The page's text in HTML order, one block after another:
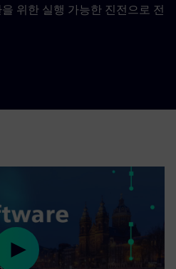
위한 실행 가능한 진전으로 전
Play